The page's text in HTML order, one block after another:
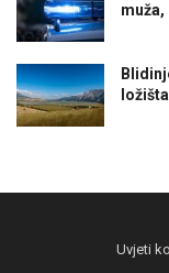
Uvjeti